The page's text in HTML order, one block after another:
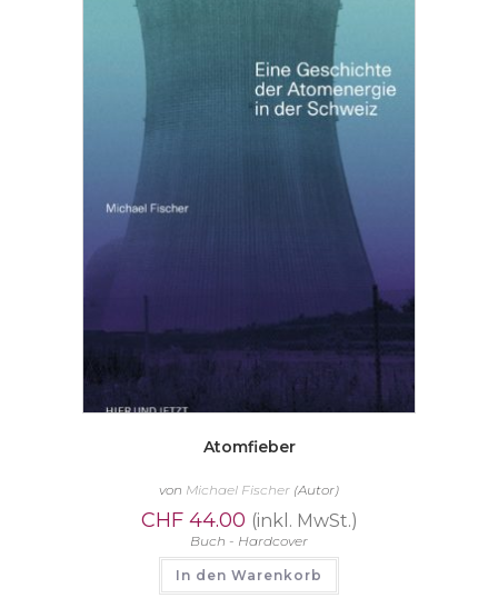
Atomfieber
von Michael Fischer (Autor)
CHF44.00 (inkl. MwSt.)
Buch - Hardcover
In den Warenkorb